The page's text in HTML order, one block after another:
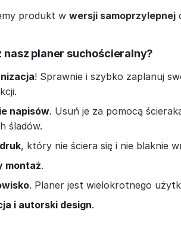
produkt w wersji samoprzylepnej
nasz planer suchościeralny?
! Sprawnie i szybko zaplanuj
napisów. Usuń je za pomocą
śladów.
, który nie ściera się i nie blaknie
montaż.
. Planer jest wielokrotnego
i autorski design.